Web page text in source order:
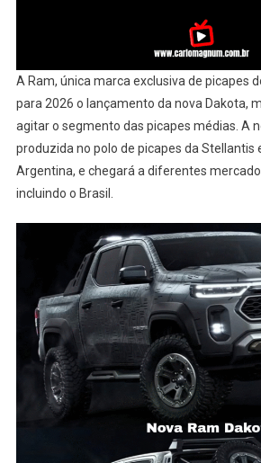
A Ram, única marca exclusiva de picapes
para 2026 o lançamento da nova Dakota,
agitar o segmento das picapes médias. A
produzida no polo de picapes da Stellantis
Argentina, e chegará a diferentes
incluindo o Brasil.